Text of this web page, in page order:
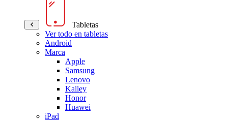
Tabletas
Ver todo en tabletas
Android
Marca
Apple
Samsung
Lenovo
Kalley
Honor
Huawei
iPad